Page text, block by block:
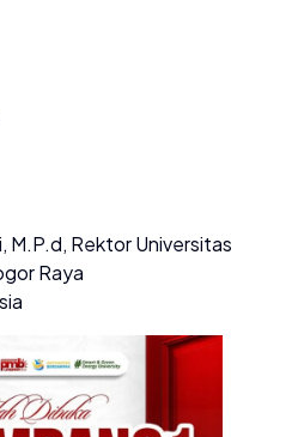
M.P.d, Rektor Universitas
Raya